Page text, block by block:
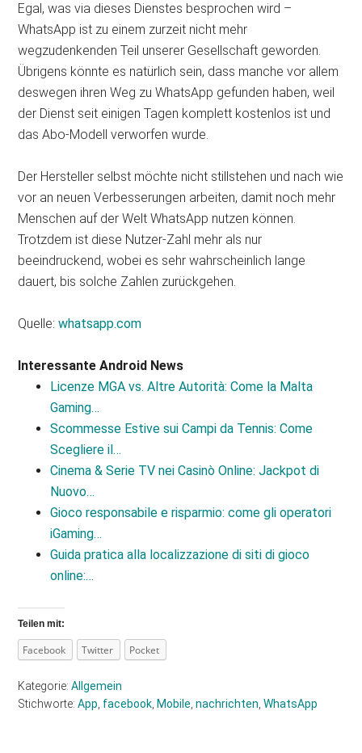
Egal, was via dieses Dienstes besprochen wird –
WhatsApp ist zu einem zurzeit nicht mehr
wegzudenkenden Teil unserer Gesellschaft geworden.
Übrigens könnte es natürlich sein, dass manche vor allem
deswegen ihren Weg zu WhatsApp gefunden haben, weil
der Dienst seit einigen Tagen komplett kostenlos ist und
das Abo-Modell verworfen wurde.
Der Hersteller selbst möchte nicht stillstehen und nach wie
vor an neuen Verbesserungen arbeiten, damit noch mehr
Menschen auf der Welt WhatsApp nutzen können.
Trotzdem ist diese Nutzer-Zahl mehr als nur
beeindruckend, wobei es sehr wahrscheinlich lange
dauert, bis solche Zahlen zurückgehen.
Quelle:whatsapp.com
Interessante Android News
Licenze MGA vs. Altre Autorità: Come la Malta
Gaming…
Scommesse Estive sui Campi da Tennis: Come
Scegliere il…
Cinema & Serie TV nei Casinò Online: Jackpot di
Nuovo…
Gioco responsabile e risparmio: come gli operatori
iGaming…
Guida pratica alla localizzazione di siti di gioco
online:…
Teilen mit:
Facebook Twitter Pocket
Kategorie:Allgemein
Stichworte:App facebook Mobile ,nachrichten ,WhatsApp